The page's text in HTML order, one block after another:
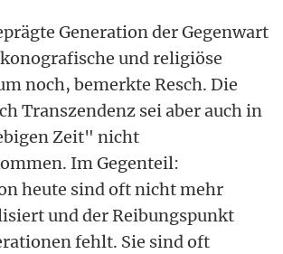
Generation der Gegenwart
und religiöse
noch, bemerkte Resch. Die
Transzendenz sei aber auch in
Zeit" nicht
Im Gegenteil:
heute sind oft nicht mehr
und der Reibungspunkt
fehlt. Sie sind oft